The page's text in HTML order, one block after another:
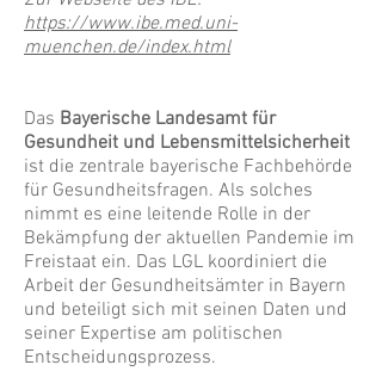
https://www.ibe.med.uni-
muenchen.de/index.html
Das Bayerische Landesamt für
Gesundheit und Lebensmittelsicherheit
ist die zentrale bayerische Fachbehörde
für Gesundheitsfragen. Als solches
nimmt es eine leitende Rolle in der
Bekämpfung der aktuellen Pandemie im
Freistaat ein. Das LGL koordiniert die
Arbeit der Gesundheitsämter in Bayern
und beteiligt sich mit seinen Daten und
seiner Expertise am politischen
Entscheidungsprozess.